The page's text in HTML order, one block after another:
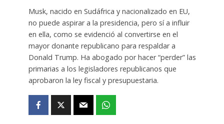
Musk, nacido en Sudáfrica y nacionalizado en EU,
no puede aspirar a la presidencia, pero sí a influir
en ella, como se evidenció al convertirse en el
mayor donante republicano para respaldar a
Donald Trump. Ha abogado por hacer “perder” las
primarias a los legisladores republicanos que
aprobaron la ley fiscal y presupuestaria.